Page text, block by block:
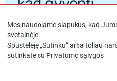
Mes naudojame slapukus, kad
svetainėje.
Spustelėję „Sutinku“ arba toliau
sutinkate su Privatumo sąlygos